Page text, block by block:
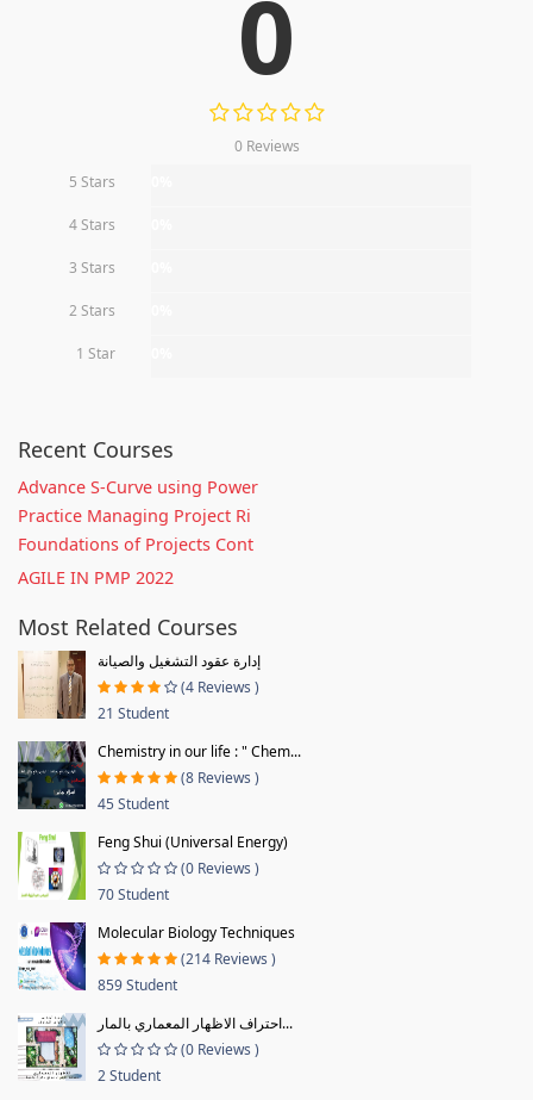
0
0 Reviews
5 Stars
4 Stars
3 Stars
2 Stars
1 Star
Recent Courses
Advance S-Curve using Power
Practice Managing Project Ri
Foundations of Projects Cont
AGILE IN PMP 2022
Most Related Courses
إدارة عقود التشغيل والصيانة
(4 Reviews )
21 Student
Chemistry in our life : " Chem...
(8 Reviews )
45 Student
Feng Shui (Universal Energy)
(0 Reviews )
70 Student
Molecular Biology Techniques
(214 Reviews )
859 Student
احتراف الاظهار المعماري بالمار...
(0 Reviews )
2 Student